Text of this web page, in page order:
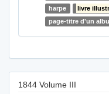
harpe
livre
page-titre d'un
1844 Volume III